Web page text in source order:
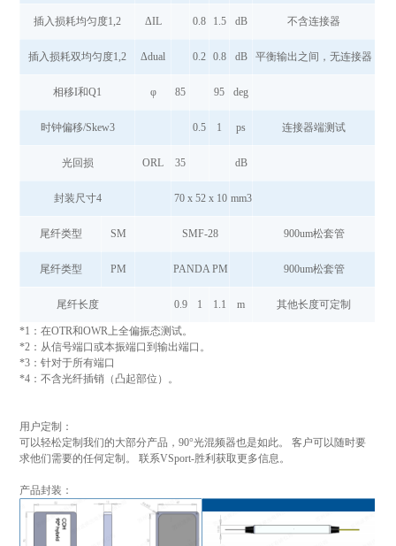
插入损耗均匀度1,2 ΔIL 0.8 1.5 dB 不含连接器
插入损耗双均匀度1,2 Δdual 0.2 0.8 dB 平衡输出之间，无连接器
相移I和Q1 φ 85 95 deg
时钟偏移/Skew3 0.5 1 ps 连接器端测试
光回损 ORL 35 dB
封装尺寸4 70 x 52 x 10 mm3
尾纤类型 SM SMF-28 900um松套管
尾纤类型 PM PANDA PM 900um松套管
尾纤长度 0.9 1 1.1 m 其他长度可定制
*1：在OTR和OWR上全偏振态测试。
*2：从信号端口或本振端口到输出端口。
*3：针对于所有端口
*4：不含光纤插销（凸起部位）。
用户定制：
可以轻松定制我们的大部分产品，90°光混频器也是如此。 客户可以随时要
求他们需要的任何定制。 联系VSport-胜利获取更多信息。
产品封装：